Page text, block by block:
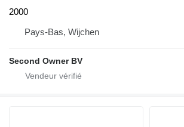
2000
Pays-Bas, Wijchen
Second Owner BV